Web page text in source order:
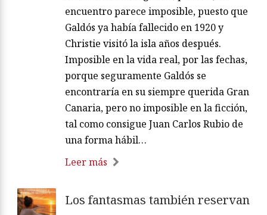
encuentro parece imposible, puesto que
Galdós ya había fallecido en 1920 y
Christie visitó la isla años después.
Imposible en la vida real, por las fechas,
porque seguramente Galdós se
encontraría en su siempre querida Gran
Canaria, pero no imposible en la ficción,
tal como consigue Juan Carlos Rubio de
una forma hábil…
Leer más
Los fantasmas también reservan